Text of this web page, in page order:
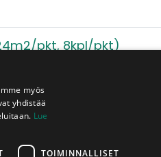
pkt, 8kpl/pkt)
myös
yhdistää
Lue
TOIMINNALLISET